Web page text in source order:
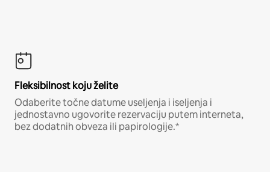
Fleksibilnost koju želite
Odaberite točne datume useljenja i iseljenja i
jednostavno ugovorite rezervaciju putem interneta,
bez dodatnih obveza ili papirologije.*